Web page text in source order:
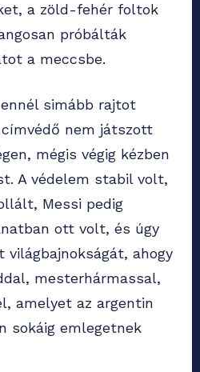
a zöld-fehér foltok
próbálták
a meccsbe.
simább rajtot
címvédő nem játszott
mégis végig kézben
A védelem stabil volt,
Messi pedig
ott volt, és úgy
ahogy
mesterhármassal,
amelyet az argentin
sokáig emlegetnek